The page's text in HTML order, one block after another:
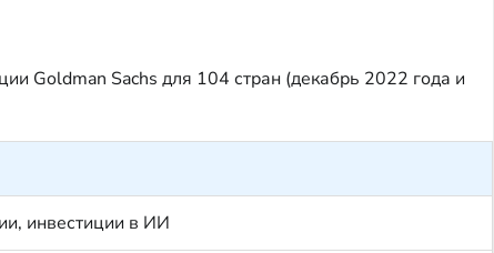
Goldman Sachs для 104 стран (декабрь 2022 года и
инвестиции в ИИ